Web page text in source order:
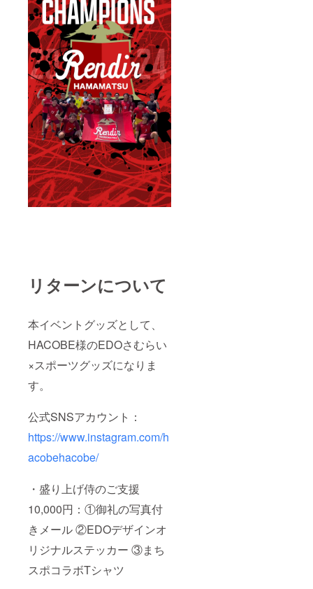
リターンについて
本イベントグッズとして、
HACOBE様のEDOさむらい
×スポーツグッズになりま
す。
公式SNSアカウント：
https://www.instagram.com/h
acobehacobe/
・盛り上げ侍のご支援
10,000円：①御礼の写真付
きメール ②EDOデザインオ
リジナルステッカー ③まち
スポコラボTシャツ